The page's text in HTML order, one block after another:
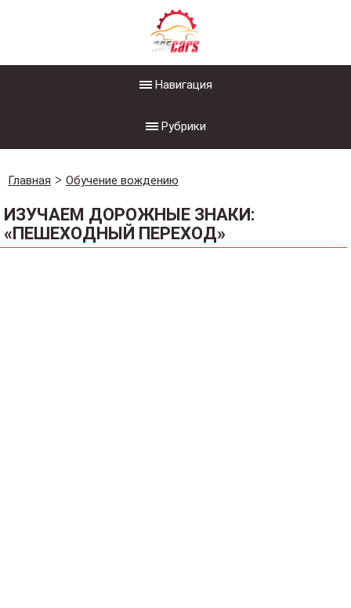
Навигация
Рубрики
Главная Обучение вождению
ИЗУЧАЕМ ДОРОЖНЫЕ ЗНАКИ:
«ПЕШЕХОДНЫЙ ПЕРЕХОД»